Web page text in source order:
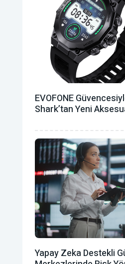
EVOFONE
Shark’tan Yeni
Yapay Zeka Destekli